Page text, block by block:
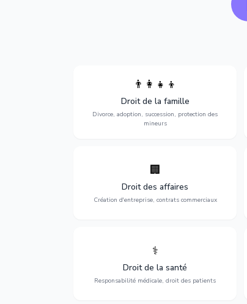
👨‍👩‍👧‍👦
Droit de la famille
Divorce, adoption, succession, protection des
mineurs
succession et protection des personnes
vulnérables.
🏢
Droit des affaires
Création d'entreprise, contrats commerciaux
Accompagnement complet pour votre
entreprise : création, contrats
commerciaux, concurrence et litiges.
⚕️
Droit de la santé
Responsabilité médicale, droit des patients
Défense de vos droits médicaux : erreurs
médicales, responsabilité des praticiens
et indemnisation.